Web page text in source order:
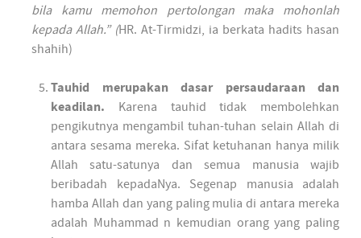
bila kamu memohon pertolongan maka mohonlah
kepada Allah.” (HR. At-Tirmidzi, ia berkata hadits hasan
shahih)
Tauhid merupakan dasar persaudaraan dan
keadilan. Karena tauhid tidak membolehkan
pengikutnya mengambil tuhan-tuhan selain Allah di
antara sesama mereka. Sifat ketuhanan hanya milik
Allah satu-satunya dan semua manusia wajib
beribadah kepadaNya. Segenap manusia adalah
hamba Allah dan yang paling mulia di antara mereka
adalah Muhammad n kemudian orang yang paling